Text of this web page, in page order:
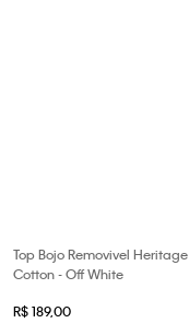
Top Bojo Removivel Heritage
Cotton - Off White
R$189,00